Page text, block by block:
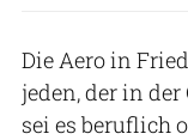
Die Aero in
jeden, der in
sei es beruflich